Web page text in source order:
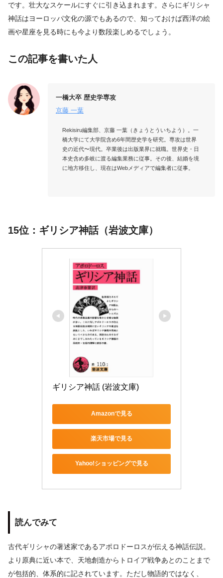
です。壮大なスケールにすぐに引き込まれます。さらにギリシャ
神話はヨーロッパ文化の源でもあるので、知っておけば西洋の絵
画や星座を見る時にも今より数段楽しめるでしょう。
この記事を書いた人
一橋大卒 歴史学専攻
京藤 一葉
Rekisiru編集部、京藤 一葉（きょうとういちよう）。一
橋大学にて大学院含め6年間歴史学を研究。専攻は世界
史の近代〜現代。卒業後は出版業界に就職。世界史・日
本史含め多岐に渡る編集業務に従事。その後、結婚を境
に地方移住し、現在はWebメディアで編集者に従事。
15位：ギリシア神話（岩波文庫）
ギリシア神話 (岩波文庫)
Amazonで見る
楽天市場で見る
Yahoo!ショッピングで見る
読んでみて
古代ギリシャの著述家であるアポロドーロスが伝える神話伝説。
より原典に近い本で、天地創造からトロイア戦争あとのことまで
が包括的、体系的に記されています。ただし物語的ではなく、